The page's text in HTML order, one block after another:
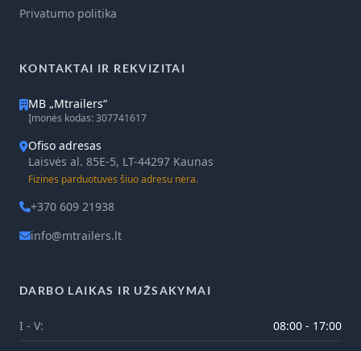
Privatumo politika
KONTAKTAI IR REKVIZITAI
MB „Mtrailers“
Įmonės kodas: 307741617
Ofiso adresas
Laisvės al. 85E-5, LT-44297 Kaunas
Fizinės parduotuvės šiuo adresu nėra.
+370 609 21938
info@mtrailers.lt
DARBO LAIKAS IR UŽSAKYMAI
I - V: 08:00 - 17:00